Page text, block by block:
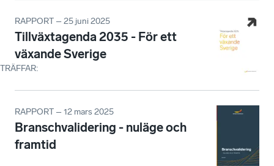
TRÄFFAR:
RAPPORT – 25 juni 2025
Tillväxtagenda 2035 - För ett
växande Sverige
RAPPORT – 12 mars 2025
Branschvalidering - nuläge och
framtid